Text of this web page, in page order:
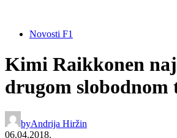
Novosti F1
Kimi Raikkonen
drugom slobodnom
byAndrija Hiržin
06.04.2018.